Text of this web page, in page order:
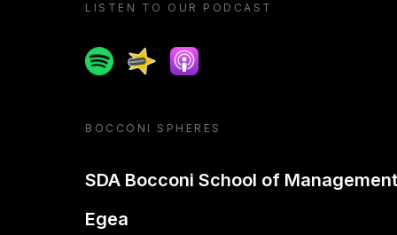
LISTEN TO OUR PODCAST
SpotifySpreakerApple podcast
BOCCONI SPHERES
SDA Bocconi School of Management
Egea